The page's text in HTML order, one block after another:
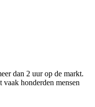
dan 2 uur op de markt.
honderden mensen